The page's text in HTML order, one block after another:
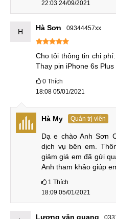
Quý khách sẽ được
kiện, quan sát toàn bộ
điện thoại sau khi dịch
dưới sự hướng dẫn của
Thay mặt kính Huawei
Tại trung tâm
được công khai, minh
đáp mọi thắc mắc của
Giá thay mặt kính
mức giá rẻ nhất có
Trung tâm sửa
22:03 24/09/2021
H Hà Sơn 09344457xx
Cho tôi thông tin chi
Thay pin iPhone 6s
0 Thích
18:08 05/01/2021
Hà My Quản trị viên
Dạ e chào Anh Sơn
dịch vụ bên em.
giảm giá em đã gửi
Anh tham khảo giúp
1 Thích
18:09 05/01/2021
Lương văn quang